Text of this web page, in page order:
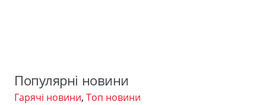
Популярні новини
Гарячі новини, Топ новини